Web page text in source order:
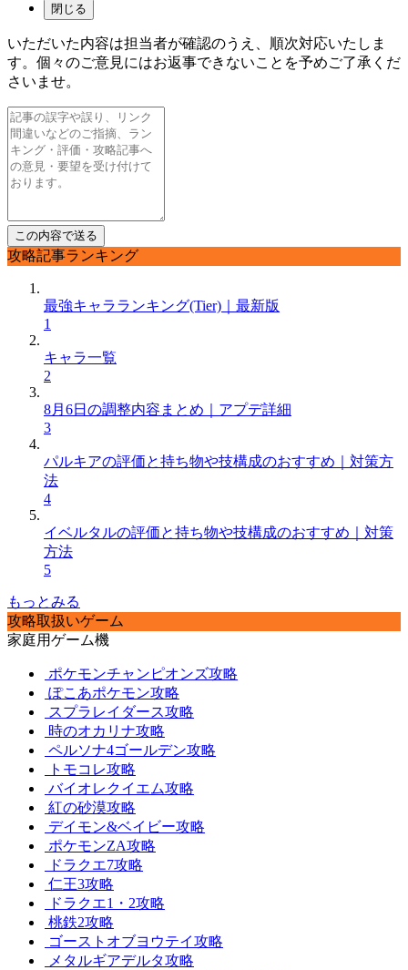
閉じる
いただいた内容は担当者が確認のうえ、順次対応いたしま
す。個々のご意見にはお返事できないことを予めご了承くだ
さいませ。
攻略記事ランキング
最強キャラランキング(Tier)｜最新版
1
キャラ一覧
2
8月6日の調整内容まとめ｜アプデ詳細
3
パルキアの評価と持ち物や技構成のおすすめ｜対策方
法
4
イベルタルの評価と持ち物や技構成のおすすめ｜対策
方法
5
もっとみる
攻略取扱いゲーム
家庭用ゲーム機
ポケモンチャンピオンズ攻略
ぽこあポケモン攻略
スプラレイダース攻略
時のオカリナ攻略
ペルソナ4ゴールデン攻略
トモコレ攻略
バイオレクイエム攻略
紅の砂漠攻略
デイモン&ベイビー攻略
ポケモンZA攻略
ドラクエ7攻略
仁王3攻略
ドラクエ1・2攻略
桃鉄2攻略
ゴーストオブヨウテイ攻略
メタルギアデルタ攻略